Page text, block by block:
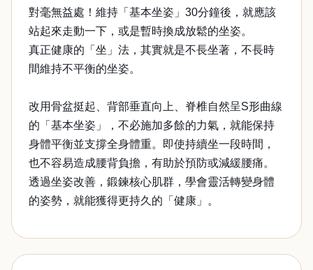
對毫無益處！維持「基本坐姿」30分鐘後，就應該
站起來走動一下，或是暫時換成放鬆的坐姿。
真正健康的「坐」法，其實就是不長坐著，不長時
間維持不平衡的坐姿。
改用骨盆挺起、背部垂直向上、脊椎自然呈S形曲線
的「基本坐姿」，不必施加多餘的力氣，就能保持
身體平衡並支撐全身體重。即使持續坐一段時間，
也不容易造成腰背負擔，有助於預防或減緩腰痛。
透過坐姿改善，鍛鍊核心肌群，學會靈活轉變身體
的姿勢，就能獲得更持久的「健康」。